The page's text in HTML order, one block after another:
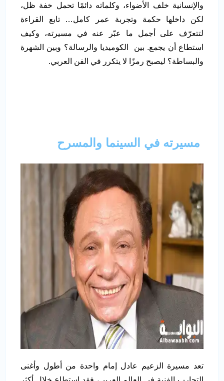
والإنسانية خلف الأضواء، وكلماته دائمًا تحمل خفة ظل،
لكن داخلها حكمة وتجربة عمر كامل… تابع القراءة
لتتعرّف على أجمل ما عبّر عنه في مسيرته، وكيف
استطاع أن يجمع. بين الكوميديا والرسالة؟ وبين الشهرة
والبساطة؟ ليصبح رمزًا لا يتكرر في الفن العربي.
مسيرته في السينما والمسرح
تعد مسيرة الزعيم عادل إمام واحدة من أطول وأغنى